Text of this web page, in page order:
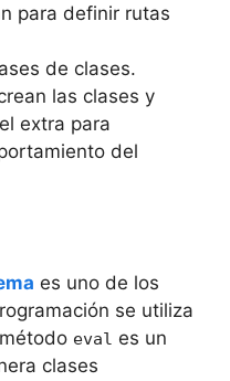
para definir rutas
de clases.
las clases y
extra para
del
es uno de los
se utiliza
eval es un
clases